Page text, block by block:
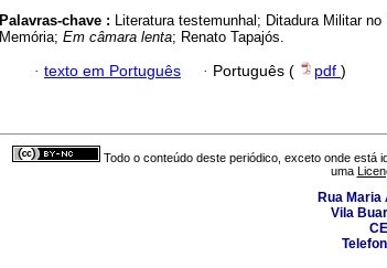
Palavras-chave : Literatura testemunhal; Ditadura Militar
Memória; Em câmara lenta; Renato Tapajós.
· texto em Português · Português ( pdf )
Todo o conteúdo deste periódico, exceto onde está
uma
Rua Maria
Vila